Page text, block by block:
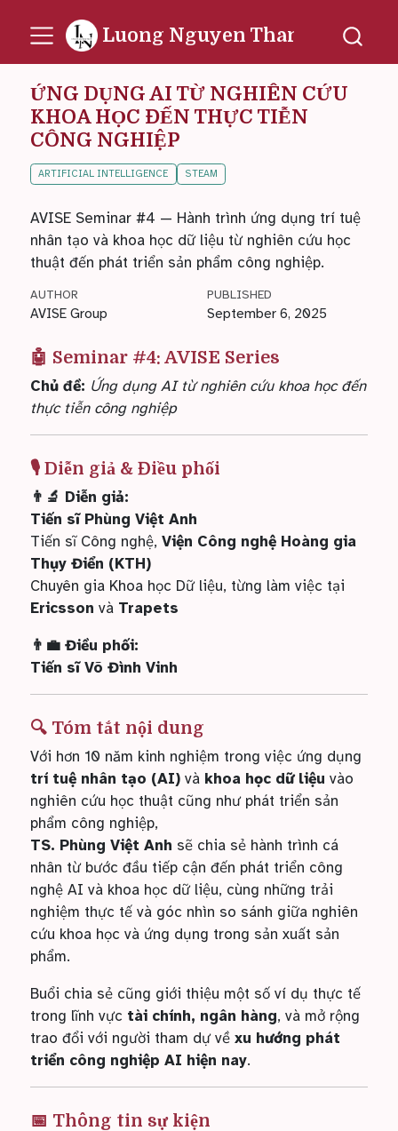
Luong Nguyen Thanh
ỨNG DỤNG AI TỪ NGHIÊN CỨU
KHOA HỌC ĐẾN THỰC TIỄN
CÔNG NGHIỆP
ARTIFICIAL INTELLIGENCE STEAM
AVISE Seminar #4 — Hành trình ứng dụng trí tuệ
nhân tạo và khoa học dữ liệu từ nghiên cứu học
thuật đến phát triển sản phẩm công nghiệp.
AUTHOR
AVISE Group
PUBLISHED
September 6, 2025
🤖 Seminar #4: AVISE Series
Chủ đề: Ứng dụng AI từ nghiên cứu khoa học đến
thực tiễn công nghiệp
🎙️ Diễn giả & Điều phối
👨‍🔬 Diễn giả:
Tiến sĩ Phùng Việt Anh
Tiến sĩ Công nghệ, Viện Công nghệ Hoàng gia
Thụy Điển (KTH)
Chuyên gia Khoa học Dữ liệu, từng làm việc tại
Ericsson và Trapets
👨‍💼 Điều phối:
Tiến sĩ Võ Đình Vinh
🔍 Tóm tắt nội dung
Với hơn 10 năm kinh nghiệm trong việc ứng dụng
trí tuệ nhân tạo (AI) và khoa học dữ liệu vào
nghiên cứu học thuật cũng như phát triển sản
phẩm công nghiệp,
TS. Phùng Việt Anh sẽ chia sẻ hành trình cá
nhân từ bước đầu tiếp cận đến phát triển công
nghệ AI và khoa học dữ liệu, cùng những trải
nghiệm thực tế và góc nhìn so sánh giữa nghiên
cứu khoa học và ứng dụng trong sản xuất sản
phẩm.
Buổi chia sẻ cũng giới thiệu một số ví dụ thực tế
trong lĩnh vực tài chính, ngân hàng, và mở rộng
trao đổi với người tham dự về xu hướng phát
triển công nghiệp AI hiện nay.
📅 Thông tin sự kiện